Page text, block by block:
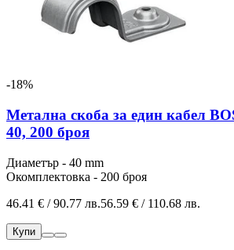
-18%
Метална скоба за един кабел
40, 200 броя
Диаметър - 40 mm
Окомплектовка - 200 броя
46.41 € / 90.77 лв.56.59 € / 110.68 лв.
Купи